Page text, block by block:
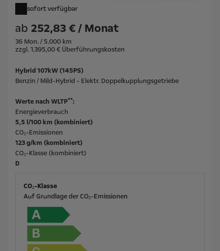
sofort verfügbar
ab 252,83 € / Monat
36 Mon. / 5.000 km
zzgl. 1.395,00 € Überführungskosten
Hybrid 107kW (145PS)
Benzin / Mild-Hybrid - Elektr. Doppelkupplungsgetriebe
Werte nach WLTP**:
Energieverbrauch
5,5 l/100 km (kombiniert)
CO₂-Emissionen
123 g/km (kombiniert)
CO₂-Klasse (kombiniert)
D
CO₂-Klasse
Auf Grundlage der CO₂-Emissionen